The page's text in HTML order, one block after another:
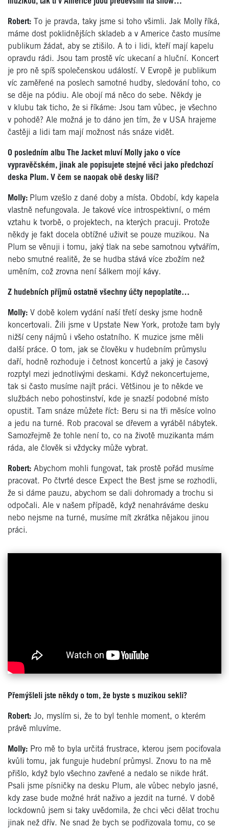
Robert: To je pravda, taky jsme si toho všimli. Jak Molly říká,
máme dost poklidnějších skladeb a v Americe často musíme
publikum žádat, aby se ztišilo. A to i lidi, kteří mají kapelu
opravdu rádi. Jsou tam prostě víc ukecaní a hluční. Koncert
je pro ně spíš společenskou událostí. V Evropě je publikum
víc zaměřené na poslech samotné hudby, sledování toho, co
se děje na pódiu. Ale obojí má něco do sebe. Někdy je
v klubu tak ticho, že si říkáme: Jsou tam vůbec, je všechno
v pohodě? Ale možná je to dáno jen tím, že v USA hrajeme
častěji a lidi tam mají možnost nás snáze vidět.
O posledním albu The Jacket mluví Molly jako o více
vypravěčském, jinak ale popisujete stejné věci jako předchozí
deska Plum. V čem se naopak obě desky liší?
Molly: Plum vzešlo z dané doby a místa. Období, kdy kapela
vlastně nefungovala. Je takové více introspektivní, o mém
vztahu k tvorbě, o projektech, na kterých pracuji. Protože
někdy je fakt docela obtížné uživit se pouze muzikou. Na
Plum se věnuji i tomu, jaký tlak na sebe samotnou vytvářím,
nebo smutné realitě, že se hudba stává více zbožím než
uměním, což zrovna není šálkem mojí kávy.
Z hudebních příjmů ostatně všechny účty nepoplatíte…
Molly: V době kolem vydání naší třetí desky jsme hodně
koncertovali. Žili jsme v Upstate New York, protože tam byly
nižší ceny nájmů i všeho ostatního. K muzice jsme měli
další práce. O tom, jak se člověku v hudebním průmyslu
daří, hodně rozhoduje i četnost koncertů a jaký je časový
rozptyl mezi jednotlivými deskami. Když nekoncertujeme,
tak si často musíme najít práci. Většinou je to někde ve
službách nebo pohostinství, kde je snazší podobné místo
opustit. Tam snáze můžete říct: Beru si na tři měsíce volno
a jedu na turné. Rob pracoval se dřevem a vyráběl nábytek.
Samozřejmě že tohle není to, co na životě muzikanta mám
ráda, ale člověk si vždycky může vybrat.
Robert: Abychom mohli fungovat, tak prostě pořád musíme
pracovat. Po čtvrté desce Expect the Best jsme se rozhodli,
že si dáme pauzu, abychom se dali dohromady a trochu si
odpočali. Ale v našem případě, když nenahráváme desku
nebo nejsme na turné, musíme mít zkrátka nějakou jinou
práci.
Přemýšleli jste někdy o tom, že byste s muzikou sekli?
Robert: Jo, myslím si, že to byl tenhle moment, o kterém
právě mluvíme.
Molly: Pro mě to byla určitá frustrace, kterou jsem pociťovala
kvůli tomu, jak funguje hudební průmysl. Znovu to na mě
přišlo, když bylo všechno zavřené a nedalo se nikde hrát.
Psali jsme písničky na desku Plum, ale vůbec nebylo jasné,
kdy zase bude možné hrát naživo a jezdit na turné. V době
lockdownů jsem si taky uvědomila, že chci věci dělat trochu
jinak než dřív. Ne snad že bych se podřizovala tomu, co se